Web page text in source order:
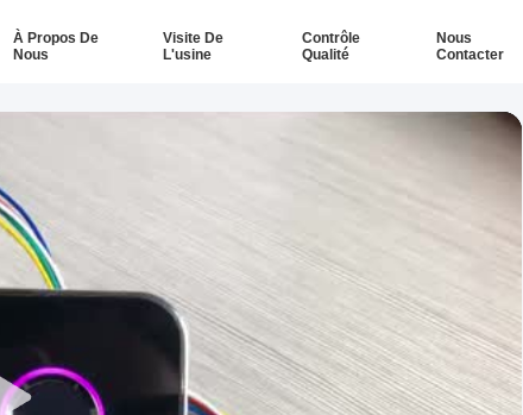
À Propos De
Nous
Visite De
L'usine
Contrôle
Qualité
Nous
Contacter